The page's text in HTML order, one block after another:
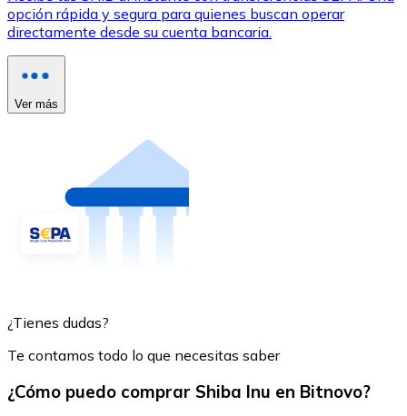
opción rápida y segura para quienes buscan operar
directamente desde su cuenta bancaria.
Ver más
¿Tienes dudas?
Te contamos todo lo que necesitas saber
¿Cómo puedo comprar Shiba Inu en Bitnovo?